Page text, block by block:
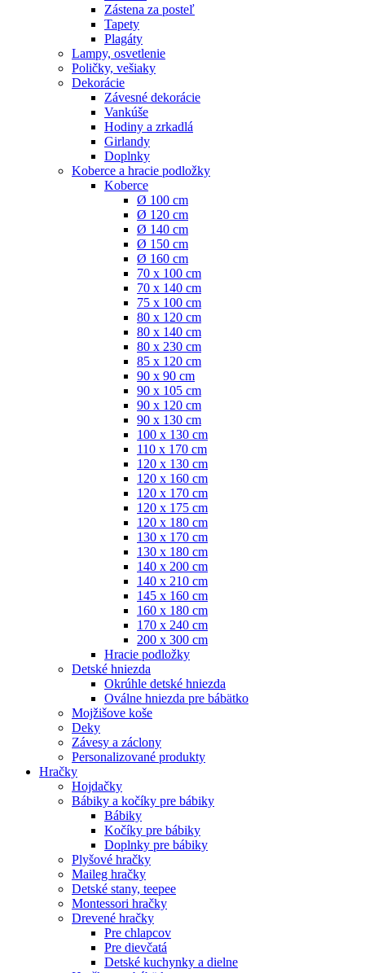
Zástena za posteľ
Tapety
Plagáty
Lampy, osvetlenie
Poličky, vešiaky
Dekorácie
Závesné dekorácie
Vankúše
Hodiny a zrkadlá
Girlandy
Doplnky
Koberce a hracie podložky
Koberce
Ø 100 cm
Ø 120 cm
Ø 140 cm
Ø 150 cm
Ø 160 cm
70 x 100 cm
70 x 140 cm
75 x 100 cm
80 x 120 cm
80 x 140 cm
80 x 230 cm
85 x 120 cm
90 x 90 cm
90 x 105 cm
90 x 120 cm
90 x 130 cm
100 x 130 cm
110 x 170 cm
120 x 130 cm
120 x 160 cm
120 x 170 cm
120 x 175 cm
120 x 180 cm
130 x 170 cm
130 x 180 cm
140 x 200 cm
140 x 210 cm
145 x 160 cm
160 x 180 cm
170 x 240 cm
200 x 300 cm
Hracie podložky
Detské hniezda
Okrúhle detské hniezda
Oválne hniezda pre bábätko
Mojžišove koše
Deky
Závesy a záclony
Personalizované produkty
Hračky
Hojdačky
Bábiky a kočíky pre bábiky
Bábiky
Kočíky pre bábiky
Doplnky pre bábiky
Plyšové hračky
Maileg hračky
Detské stany, teepee
Montessori hračky
Drevené hračky
Pre chlapcov
Pre dievčatá
Detské kuchynky a dielne